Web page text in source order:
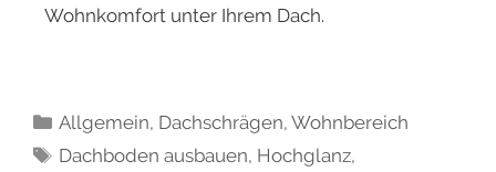
Wohnkomfort unter Ihrem Dach.
Allgemein, Dachschrägen,Wohnbereich
Dachboden ausbauen, Hochglanz,